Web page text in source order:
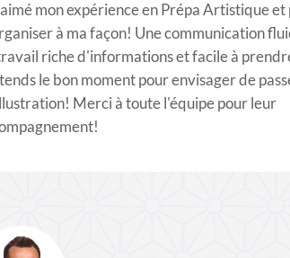
mon expérience en Prépa Artistique et
à ma façon! Une communication
riche d'informations et facile à
le bon moment pour envisager de
Merci à toute l'équipe pour leur